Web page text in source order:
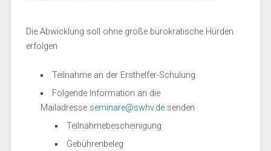
Die Abwicklung soll ohne große bürokratische Hürden
erfolgen
Teilnahme an der Ersthelfer-Schulung
Folgende Information an die
Mailadresse seminare@swhv.desenden
Teilnahmebescheinigung
Gebührenbeleg